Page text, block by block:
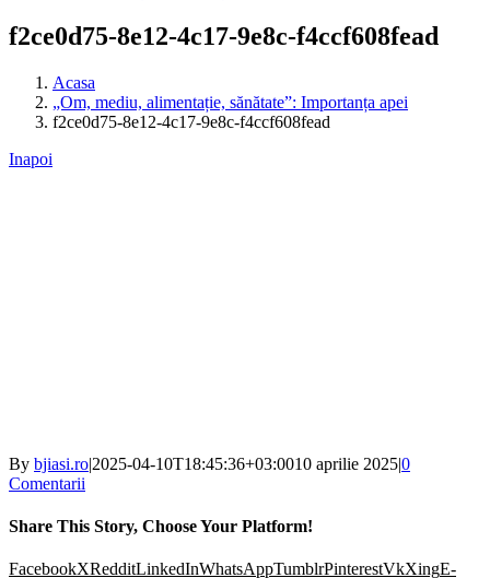
f2ce0d75-8e12-4c17-9e8c-f4ccf608fead
Acasa
„Om, mediu, alimentație, sănătate”: Importanța apei
f2ce0d75-8e12-4c17-9e8c-f4ccf608fead
Inapoi
By bjiasi.ro|2025-04-10T18:45:36+03:0010 aprilie 2025|0
Comentarii
Share This Story, Choose Your Platform!
FacebookXRedditLinkedInWhatsAppTumblrPinterestVkXingE-